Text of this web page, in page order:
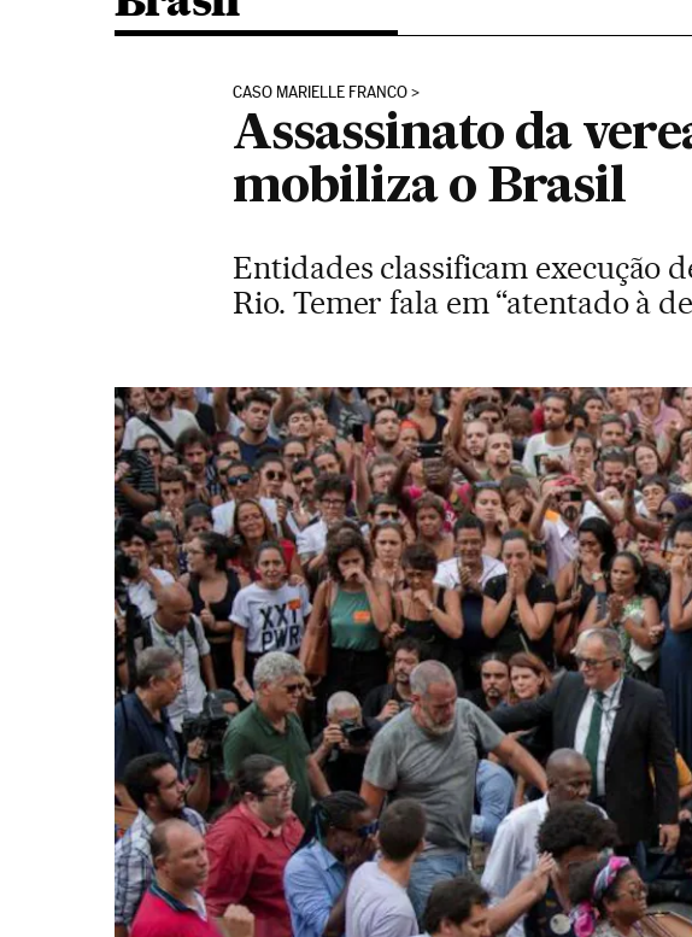
CASO MARIELLE FRANCO
Assassinato da
mobiliza o Brasil
Entidades classificam execução
Rio. Temer fala em “atentado à